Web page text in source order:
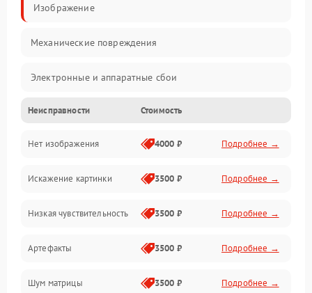
Изображение
Механические повреждения
Электронные и аппаратные сбои
Неисправности сенсора и оптики
Программные ошибки
Электропитание
Измерения
Матрица
Проблемы питания
Неисправности Стоимость
Нет изображения 4000 ₽ Подробнее →
Искажение картинки 3500 ₽ Подробнее →
Низкая чувствительность 3500 ₽ Подробнее →
Артефакты 3500 ₽ Подробнее →
Шум матрицы 3500 ₽ Подробнее →